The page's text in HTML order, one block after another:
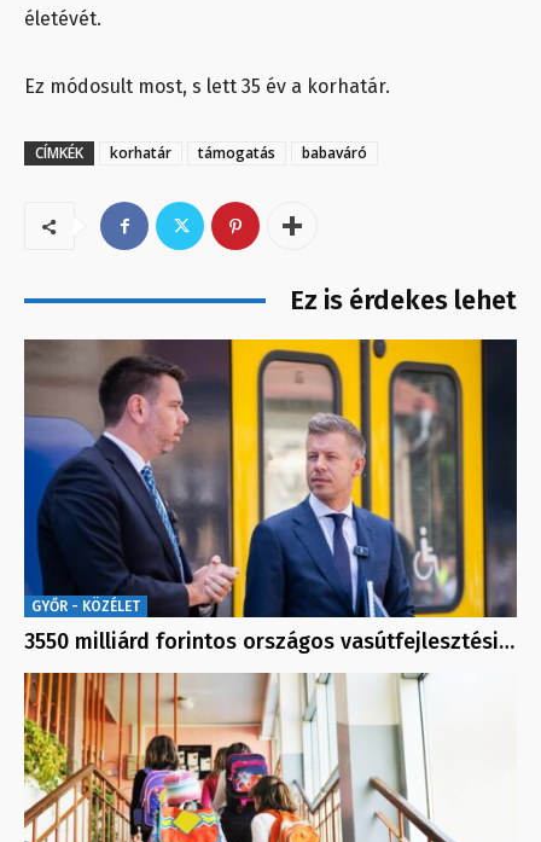
életévét.
Ez módosult most, s lett 35 év a korhatár.
CÍMKÉK korhatár támogatás babaváró
Ez is érdekes lehet
GYŐR - KÖZÉLET
3550 milliárd forintos országos vasútfejlesztési…